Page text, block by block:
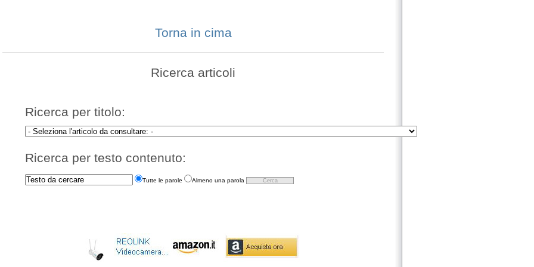
Torna in cima
Ricerca articoli
Ricerca per titolo:
Ricerca per testo contenuto:
Tutte le parole Almeno una parola